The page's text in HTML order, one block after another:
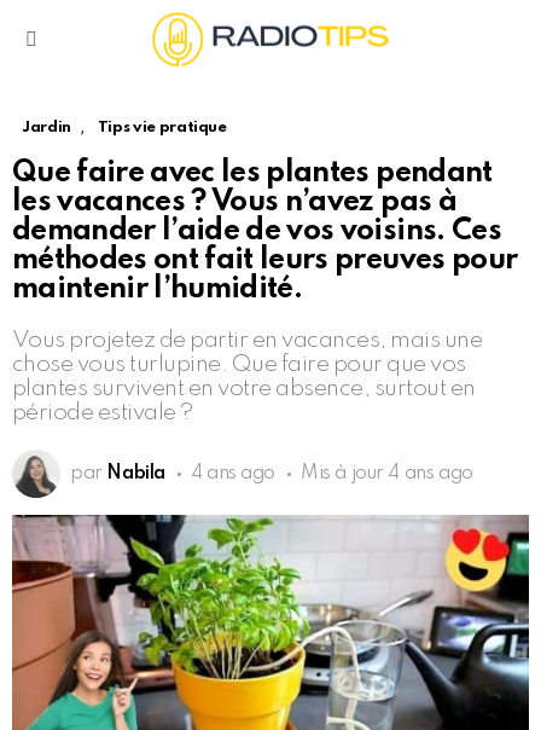
Jardin , Tips vie pratique
Que faire avec les plantes pendant
les vacances ? Vous n’avez pas à
demander l’aide de vos voisins. Ces
méthodes ont fait leurs preuves pour
maintenir l’humidité.
Vous projetez de partir en vacances, mais une
chose vous turlupine. Que faire pour que vos
plantes survivent en votre absence, surtout en
période estivale ?
par Nabila 4 ans ago Mis à jour 4 ans ago